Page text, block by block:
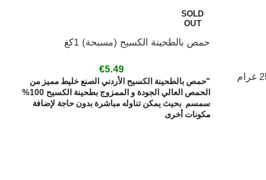
SOLD
OUT
حمص بالطحينة الكسيح (مسبحة) 1كغ
€5.49
"حمص بالطحينة الكسيح الأردني الصنع خليط مميز من
الحمص العالي الجودة و الممزوج بطحينة الكسيح 100%
سمسم بحيث يمكن تناوله مباشرة بدون حاجة لإضافة
مكونات أخرى